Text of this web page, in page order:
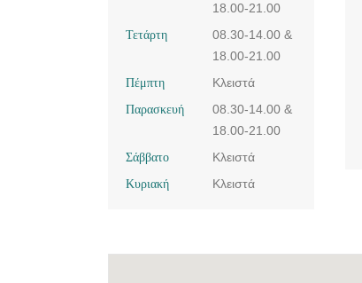
18.00-21.00
Τετάρτη
08.30-14.00 &
18.00-21.00
Πέμπτη
Κλειστά
Παρασκευή
08.30-14.00 &
18.00-21.00
Σάββατο
Κλειστά
Κυριακή
Κλειστά